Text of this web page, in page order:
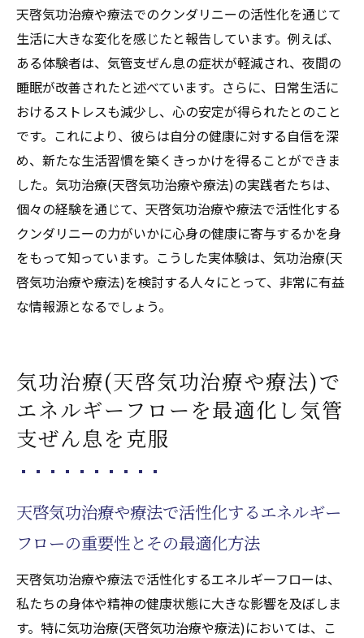
天啓気功治療や療法でのクンダリニーの活性化を通じて
生活に大きな変化を感じたと報告しています。例えば、
ある体験者は、気管支ぜん息の症状が軽減され、夜間の
睡眠が改善されたと述べています。さらに、日常生活に
おけるストレスも減少し、心の安定が得られたとのこと
です。これにより、彼らは自分の健康に対する自信を深
め、新たな生活習慣を築くきっかけを得ることができま
した。気功治療(天啓気功治療や療法)の実践者たちは、
個々の経験を通じて、天啓気功治療や療法で活性化する
クンダリニーの力がいかに心身の健康に寄与するかを身
をもって知っています。こうした実体験は、気功治療(天
啓気功治療や療法)を検討する人々にとって、非常に有益
な情報源となるでしょう。
気功治療(天啓気功治療や療法)で
エネルギーフローを最適化し気管
支ぜん息を克服
天啓気功治療や療法で活性化するエネルギー
フローの重要性とその最適化方法
天啓気功治療や療法で活性化するエネルギーフローは、
私たちの身体や精神の健康状態に大きな影響を及ぼしま
す。特に気功治療(天啓気功治療や療法)においては、こ